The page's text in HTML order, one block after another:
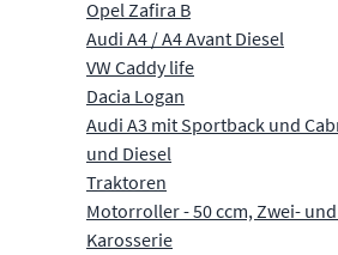
Opel Zafira B
Audi A4 / A4 Avant Diesel
VW Caddy life
Dacia Logan
Audi A3 mit Sportback und
und Diesel
Traktoren
Motorroller - 50 ccm, Zwei-
Karosserie